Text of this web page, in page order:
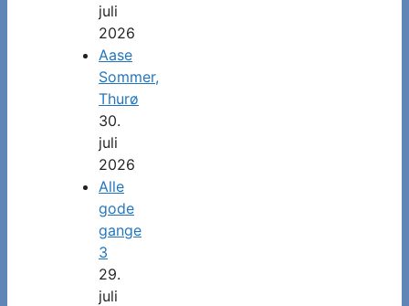
juli
2026
Aase
Sommer,
Thurø
30.
juli
2026
Alle
gode
gange
3
29.
juli